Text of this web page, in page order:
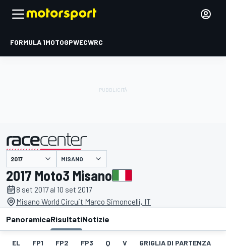
FORMULA 1MOTOGPWECWRC
presentato da MISANO
2017 Moto3 Misano
8 set 2017 al 10 set 2017
Misano World Circuit Marco Simoncelli, IT
PanoramicaRisultatiNotizie
EL FP1 FP2 FP3 Q V GRIGLIA DI PARTENZA